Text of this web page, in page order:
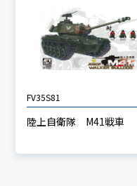
FV35S81
陸上自衛隊 M41戦車